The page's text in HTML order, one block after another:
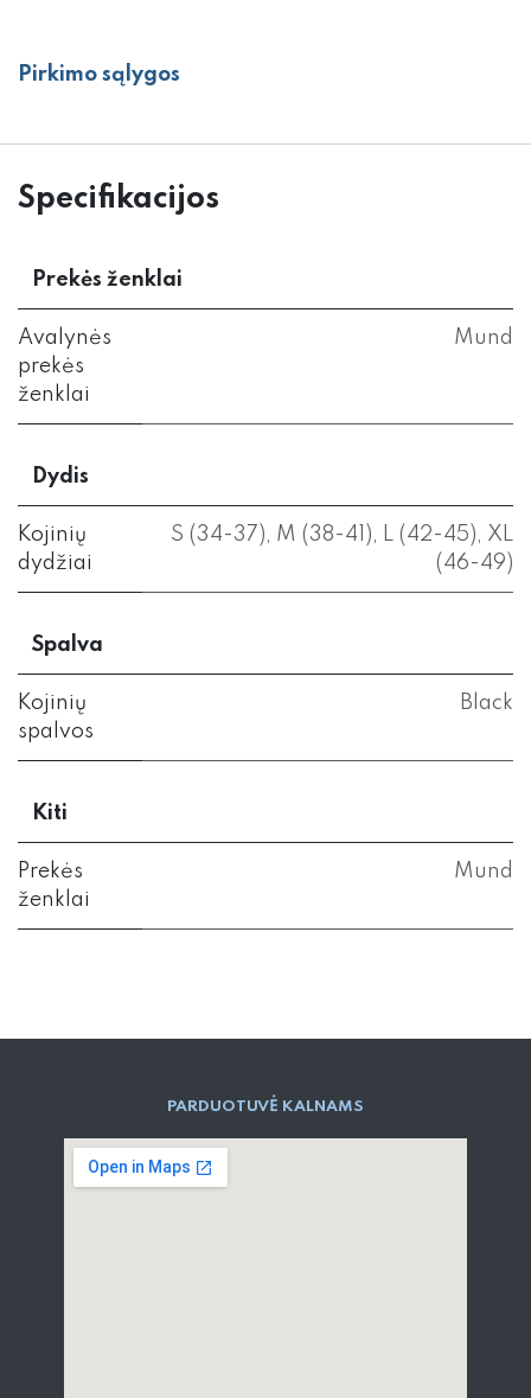
Pirkimo sąlygos
Specifikacijos
Prekės ženklai
Avalynės
prekės
ženklai
Mund
Dydis
Kojinių
dydžiai
S (34-37), M (38-41), L (42-45), XL
(46-49)
Spalva
Kojinių
spalvos
Black
Kiti
Prekės
ženklai
Mund
PARD​UOTUVĖ​ KALNAMS